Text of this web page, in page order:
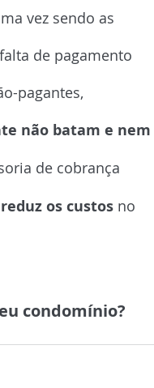
vez sendo as
de pagamento
pagantes,
não batam e nem
de cobrança
reduz os custos no
condomínio?